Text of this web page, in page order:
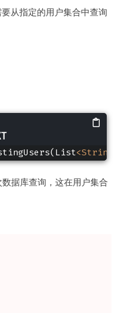
从指定的用户集合中查询
<String>
据库查询，这在用户集合